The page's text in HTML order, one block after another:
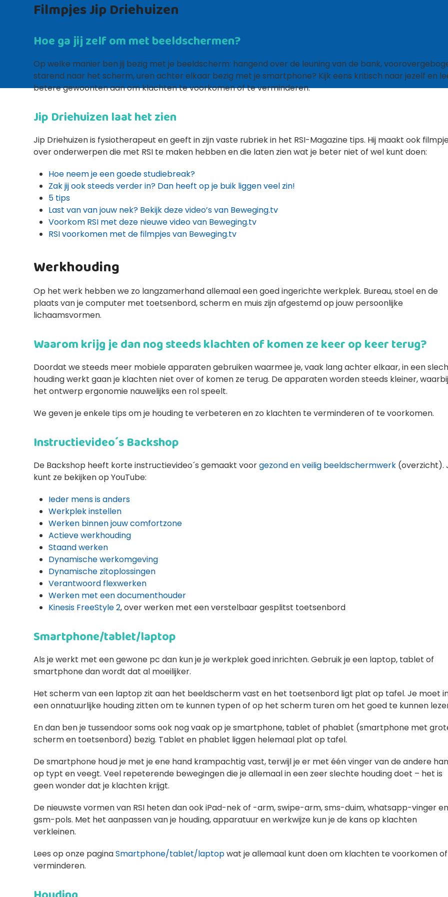
Filmpjes Jip Driehuizen
Hoe ga jij zelf om met beeldschermen?
Op welke manier ben jij bezig met je beeldscherm: hangend over de leuning van de bank,
starend naar het scherm, uren achter elkaar bezig met je smartphone? Kijk eens kritisch naar jezelf en
betere gewoonten aan om klachten te voorkomen of te verminderen.
Jip Driehuizen laat het zien
Jip Driehuizen is fysiotherapeut en geeft in zijn vaste rubriek in het RSI-Magazine tips. Hij maakt ook
over onderwerpen die met RSI te maken hebben en die laten zien wat je beter niet of wel kunt doen:
Hoe neem je een goede studiebreak?
Zak jij ook steeds verder in? Dan heeft op je buik liggen veel zin!
5 tips
Last van van jouw nek? Bekijk deze video’s van Beweging.tv
Voorkom RSI met deze nieuwe video van Beweging.tv
RSI voorkomen met de filmpjes van Beweging.tv
Werkhouding
Op het werk hebben we zo langzamerhand allemaal een goed ingerichte werkplek. Bureau, stoel en de
plaats van je computer met toetsenbord, scherm en muis zijn afgestemd op jouw persoonlijke
lichaamsvormen.
Waarom krijg je dan nog steeds klachten of komen ze keer op keer terug?
Doordat we steeds meer mobiele apparaten gebruiken waarmee je, vaak lang achter elkaar, in een
houding werkt gaan je klachten niet over of komen ze terug. De apparaten worden steeds kleiner,
het ontwerp ergonomie nauwelijks een rol speelt.
We geven je enkele tips om je houding te verbeteren en zo klachten te verminderen of te voorkomen.
Instructievideo´s Backshop
De Backshop heeft korte instructievideo´s gemaakt voorgezond en veilig beeldschermwerk (overzicht).
kunt ze bekijken op YouTube:
Ieder mens is anders
Werkplek instellen
Werken binnen jouw comfortzone
Actieve werkhouding
Staand werken
Dynamische werkomgeving
Dynamische zitoplossingen
Verantwoord flexwerken
Werken met een documenthouder
Kinesis FreeStyle 2, over werken met een verstelbaar gesplitst toetsenbord
Smartphone/tablet/laptop
Als je werkt met een gewone pc dan kun je je werkplek goed inrichten. Gebruik je een laptop, tablet of
smartphone dan wordt dat al moeilijker.
Het scherm van een laptop zit aan het beeldscherm vast en het toetsenbord ligt plat op tafel. Je moet
een onnatuurlijke houding zitten om te kunnen typen of op het scherm turen om het goed te kunnen
En dan ben je tussendoor soms ook nog vaak op je smartphone, tablet of phablet (smartphone met
scherm en toetsenbord) bezig. Tablet en phablet liggen helemaal plat op tafel.
De smartphone houd je met je ene hand krampachtig vast, terwijl je er met één vinger van de andere
op typt en veegt. Veel repeterende bewegingen die je allemaal in een zeer slechte houding doet – het is
geen wonder dat je klachten krijgt.
De nieuwste vormen van RSI heten dan ook iPad-nek of -arm, swipe-arm, sms-duim, whatsapp-vinger
gsm-pols. Met het aanpassen van je houding, apparatuur en werkwijze kun je de kans op klachten
verkleinen.
Lees op onze paginaSmartphone/tablet/laptopwat je allemaal kunt doen om klachten te voorkomen of
verminderen.